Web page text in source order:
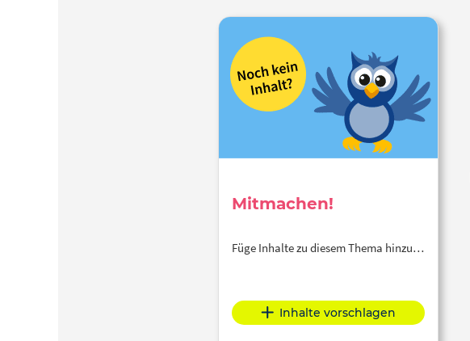
Mitmachen!
Füge Inhalte zu diesem Thema hinzu…
Inhalte vorschlagen